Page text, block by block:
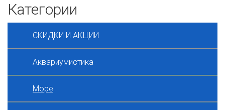
Категории
СКИДКИ И АКЦИИ
Аквариумистика
Море